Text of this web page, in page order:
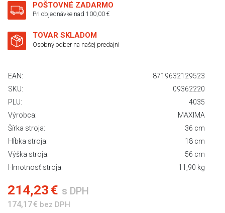
POŠTOVNÉ ZADARMO
Pri objednávke nad 100,00 €
TOVAR SKLADOM
Osobný odber na našej predajni
EAN:
8719632129523
SKU:
09362220
PLU:
4035
Výrobca:
MAXIMA
Šírka stroja:
36 cm
Hĺbka stroja:
18 cm
Výška stroja:
56 cm
Hmotnosť stroja:
11,90 kg
214,23 € s DPH
174,17 € bez DPH